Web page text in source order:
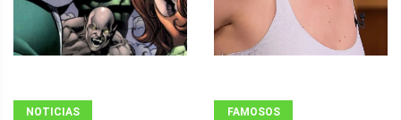
NOTICIAS FAMOSOS